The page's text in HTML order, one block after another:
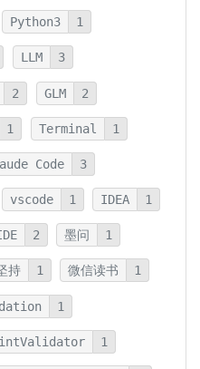
Python3 1
LLM 3
2 GLM 2
1 Terminal 1
Code 3
vscode 1 IDEA 1
2 墨问 1
持 1 微信读书 1
1
1